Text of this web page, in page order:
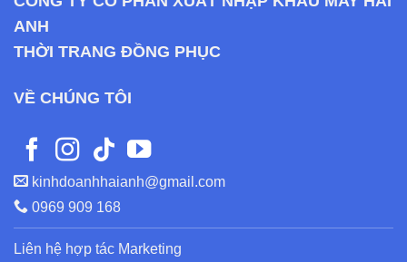
ANH
THỜI TRANG ĐỒNG PHỤC
VỀ CHÚNG TÔI
kinhdoanhhaianh@gmail.com
0969 909 168
Liên hệ hợp tác Marketing